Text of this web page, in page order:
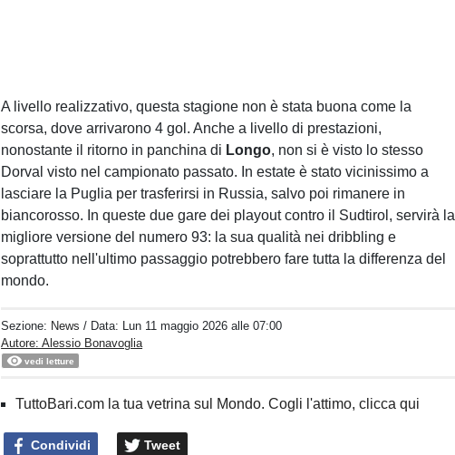
A livello realizzativo, questa stagione non è stata buona come la
scorsa, dove arrivarono 4 gol. Anche a livello di prestazioni,
nonostante il ritorno in panchina di Longo, non si è visto lo stesso
Dorval visto nel campionato passato. In estate è stato vicinissimo a
lasciare la Puglia per trasferirsi in Russia, salvo poi rimanere in
biancorosso. In queste due gare dei playout contro il Sudtirol, servirà la
migliore versione del numero 93: la sua qualità nei dribbling e
soprattutto nell'ultimo passaggio potrebbero fare tutta la differenza del
mondo.
Sezione: News / Data: Lun 11 maggio 2026 alle 07:00
Autore: Alessio Bonavoglia
vedi letture
TuttoBari.com la tua vetrina sul Mondo. Cogli l'attimo, clicca qui
Condividi Tweet